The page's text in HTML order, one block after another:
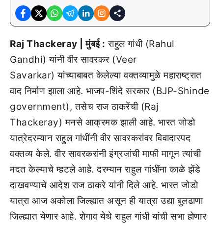
Raj Thackeray | मुंबई : राहुल गांधी (Rahul
Gandhi) यांनी वीर सावरकर (Veer
Savarkar) यांच्याबाबत केलेल्या वक्तव्यामुळे महाराष्ट्रात
वाद निर्माण झाला आहे. भाजप-शिंदे सरकार (BJP-Shinde
government), तसेच राज ठाकरेंची (Raj
Thackeray) मनसे आक्रमक झाली आहे. भारत जोडो
यात्रेदरम्यान राहुल गांधींनी वीर सावरकरांवर विवादास्पद
वक्तव्य केले. वीर सावरकरांनी इंग्रजांची माफी मागून त्यांची
मदत केल्याचे म्हटले आहे. दरम्यान राहुल गांधींना काळे झेंडे
दाखवण्याचे आदेश राज ठाकरे यांनी दिले आहे. भारत जोडो
यात्रा आज अकोला जिल्ह्यात असून ही यात्रा उद्या बुलढाणा
जिल्ह्यात येणार आहे. शेगाव येथे राहुल गांधी यांची सभा होणार